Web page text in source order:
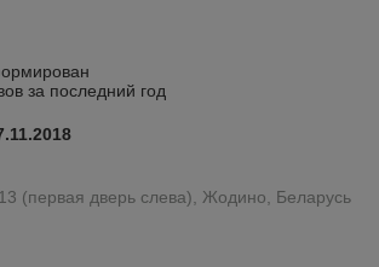
за последний год
(первая дверь слева), Жодино, Беларусь